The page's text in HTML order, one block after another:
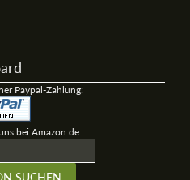
Paypal-Zahlung:
bei Amazon.de